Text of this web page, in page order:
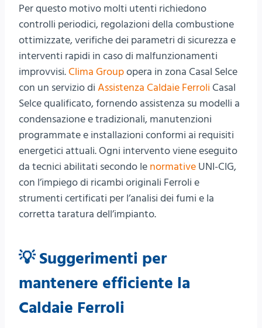
Per questo motivo molti utenti richiedono
controlli periodici, regolazioni della combustione
ottimizzate, verifiche dei parametri di sicurezza e
interventi rapidi in caso di malfunzionamenti
improvvisi.Clima Groupopera in zona Casal Selce
con un servizio di Assistenza Caldaie Ferroli Casal
Selce qualificato, fornendo assistenza su modelli a
condensazione e tradizionali, manutenzioni
programmate e installazioni conformi ai requisiti
energetici attuali. Ogni intervento viene eseguito
da tecnici abilitati secondo le normative UNI-CIG,
con l’impiego di ricambi originali Ferroli e
strumenti certificati per l’analisi dei fumi e la
corretta taratura dell’impianto.
💡 Suggerimenti per
mantenere efficiente la
Caldaie Ferroli